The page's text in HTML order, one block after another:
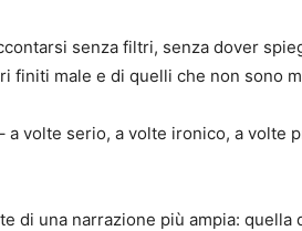
senza filtri, senza dover
male e di quelli che non sono
volte serio, a volte ironico, a
di una narrazione più ampia: